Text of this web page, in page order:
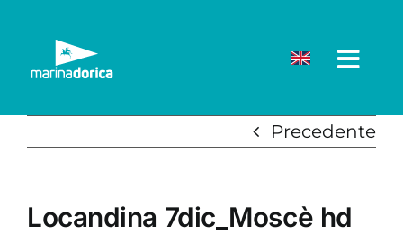
contenuto
Precedente
Locandina 7dic_Moscè hd